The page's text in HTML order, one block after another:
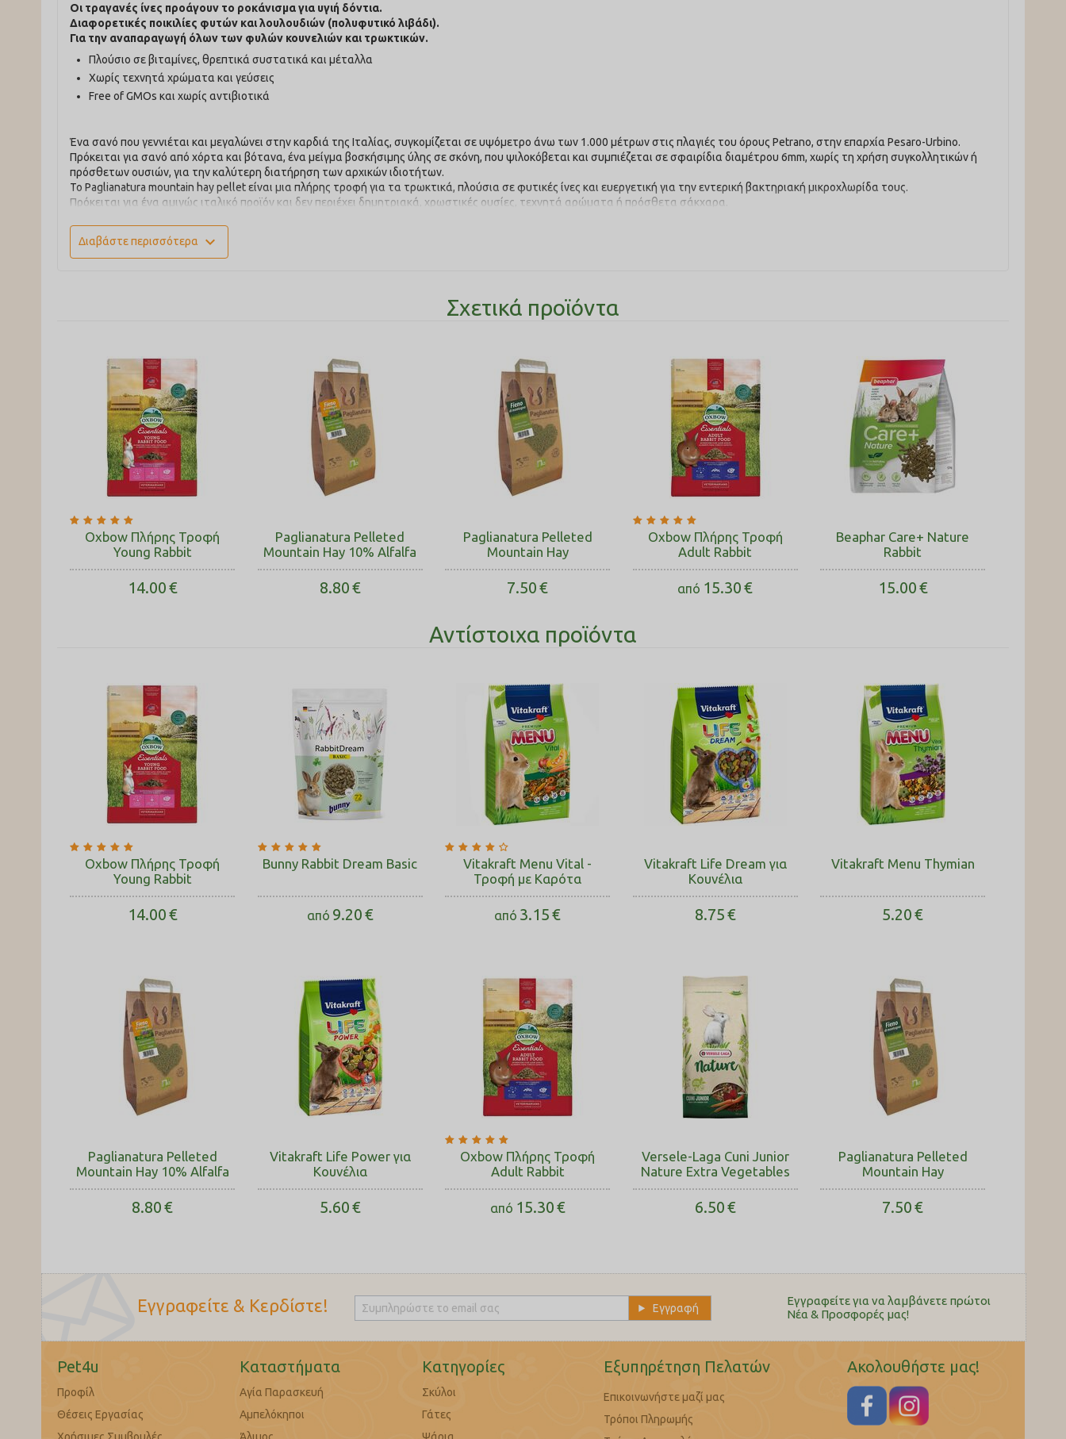
Οι τραγανές ίνες προάγουν το ροκάνισμα για υγιή δόντια.
Διαφορετικές ποικιλίες φυτών και λουλουδιών (πολυφυτικό λιβάδι).
Για την αναπαραγωγή όλων των φυλών κουνελιών και τρωκτικών.
Πλούσιο σε βιταμίνες, θρεπτικά συστατικά και μέταλλα
Χωρίς τεχνητά χρώματα και γεύσεις
Free of GMOs και χωρίς αντιβιοτικά
Ένα σανό που γεννιέται και μεγαλώνει στην καρδιά της Ιταλίας, συγκομίζεται σε υψόμετρο άνω των 1.000 μέτρων στις πλαγιές του όρους Petrano, στην επαρχία Pesaro-Urbino.
Πρόκειται για σανό από χόρτα και βότανα, ένα μείγμα βοσκήσιμης ύλης σε σκόνη, που ψιλοκόβεται και συμπιέζεται σε σφαιρίδια διαμέτρου 6mm, χωρίς τη χρήση συγκολλητικών ή
πρόσθετων ουσιών, για την καλύτερη διατήρηση των αρχικών ιδιοτήτων.
Το Paglianatura mountain hay pellet είναι μια πλήρης τροφή για τα τρωκτικά, πλούσια σε φυτικές ίνες και ευεργετική για την εντερική βακτηριακή μικροχλωρίδα τους.
Πρόκειται για ένα αμιγώς ιταλικό προϊόν και δεν περιέχει δημητριακά, χρωστικές ουσίες, τεχνητά αρώματα ή πρόσθετα σάκχαρα.
συστατικά που χρειάζονται.
Οδηγίες Χρήσης-Δοσολογία
εγκυμονούντα ή θηλάζοντα θηλυκά, να τα ταΐζετε με τροφή πέλλετ κάθε μέρα συμπληρωματικά με το σανό και το χόρτο που καταναλώνουν κατά βούληση.
Διαβάστε περισσότερα expand_more
Σχετικά προϊόντα
Oxbow Πλήρης Τροφή
Young Rabbit
14.00€
Paglianatura Pelleted
Mountain Hay 10% Alfalfa
8.80€
Paglianatura Pelleted
Mountain Hay
7.50€
Oxbow Πλήρης Τροφή
Adult Rabbit
από 15.30€
Beaphar Care+ Nature
Rabbit
15.00€
Αντίστοιχα προϊόντα
Oxbow Πλήρης Τροφή
Young Rabbit
14.00€
Bunny Rabbit Dream Basic
από 9.20€
Vitakraft Menu Vital -
Τροφή με Καρότα
από 3.15€
Vitakraft Life Dream για
Κουνέλια
8.75€
Vitakraft Menu Thymian
5.20€
Paglianatura Pelleted
Mountain Hay 10% Alfalfa
8.80€
Vitakraft Life Power για
Κουνέλια
5.60€
Oxbow Πλήρης Τροφή
Adult Rabbit
από 15.30€
Versele-Laga Cuni Junior
Nature Extra Vegetables
6.50€
Paglianatura Pelleted
Mountain Hay
7.50€
Εγγραφείτε & Κερδίστε!
Εγγραφείτε για να λαμβάνετε πρώτοι
Nέα & Προσφορές μας!
Pet4u
Προφίλ
Θέσεις Εργασίας
Καταστήματα
Αγία Παρασκευή
Αμπελόκηποι
Κατηγορίες
Σκύλοι
Γάτες
Εξυπηρέτηση Πελατών
Επικοινωνήστε μαζί μας
Τρόποι Πληρωμής
Ακολουθήστε μας!